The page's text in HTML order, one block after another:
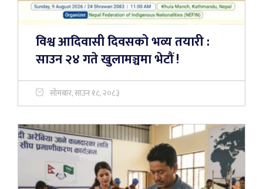
विश्व आदिवासी दिवसको भव्य तयारी :
साउन २४ गते खुलामञ्चमा भेटौं !
सोमबार, साउन १८, २०८३